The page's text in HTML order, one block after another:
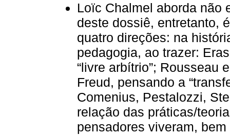
Loïc Chalmel aborda não
deste dossiê, entretanto,
quatro direções: na
pedagogia, ao trazer:
“livre arbítrio”; Rousseau
Freud, pensando a
Comenius, Pestalozzi,
relação das práticas/
pensadores viveram,